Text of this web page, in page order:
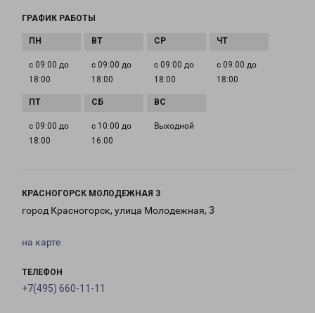
ГРАФИК РАБОТЫ
с 09:00 до
18:00
с 09:00 до
18:00
с 09:00 до
18:00
с 09:00 до
18:00
с 09:00 до
18:00
с 10:00 до
16:00
Выходной
КРАСНОГОРСК МОЛОДЕЖНАЯ 3
город Красногорск, улица Молодежная, 3
на карте
ТЕЛЕФОН
+7(495) 660-11-11